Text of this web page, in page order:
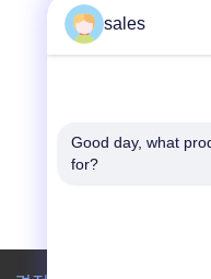
sales
Good day, what
for?